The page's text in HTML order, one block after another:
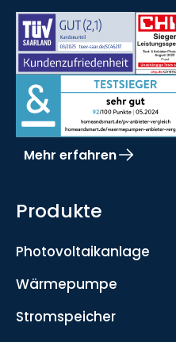
Mehr erfahren
Produkte
Photovoltaikanlage
Wärmepumpe
Stromspeicher